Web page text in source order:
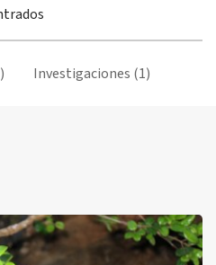
Investigaciones (1)